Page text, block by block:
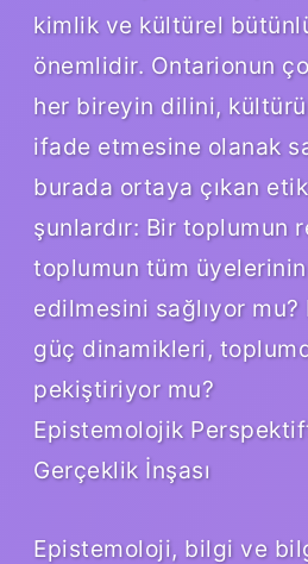
kimlik ve kültürel
önemlidir. Ontarionun
her bireyin dilini,
ifade etmesine olanak
burada ortaya çıkan
şunlardır: Bir toplumun
toplumun tüm
edilmesini sağlıyor
güç dinamikleri,
pekiştiriyor mu?
Epistemolojik
Gerçeklik İnşası
Epistemoloji, bilgi ve